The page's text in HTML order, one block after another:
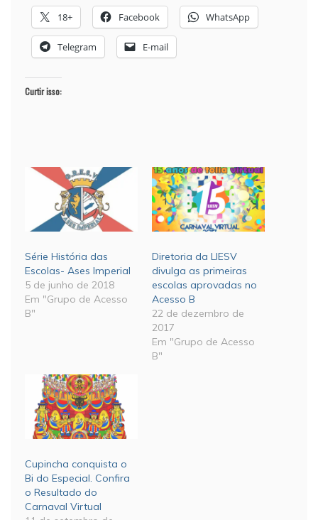
18+ Facebook WhatsApp
Telegram E-mail
Curtir isso:
Série História das
Escolas- Ases Imperial
5 de junho de 2018
Em "Grupo de Acesso
B"
Diretoria da LIESV
divulga as primeiras
escolas aprovadas no
Acesso B
22 de dezembro de
2017
Em "Grupo de Acesso
B"
Cupincha conquista o
Bi do Especial. Confira
o Resultado do
Carnaval Virtual